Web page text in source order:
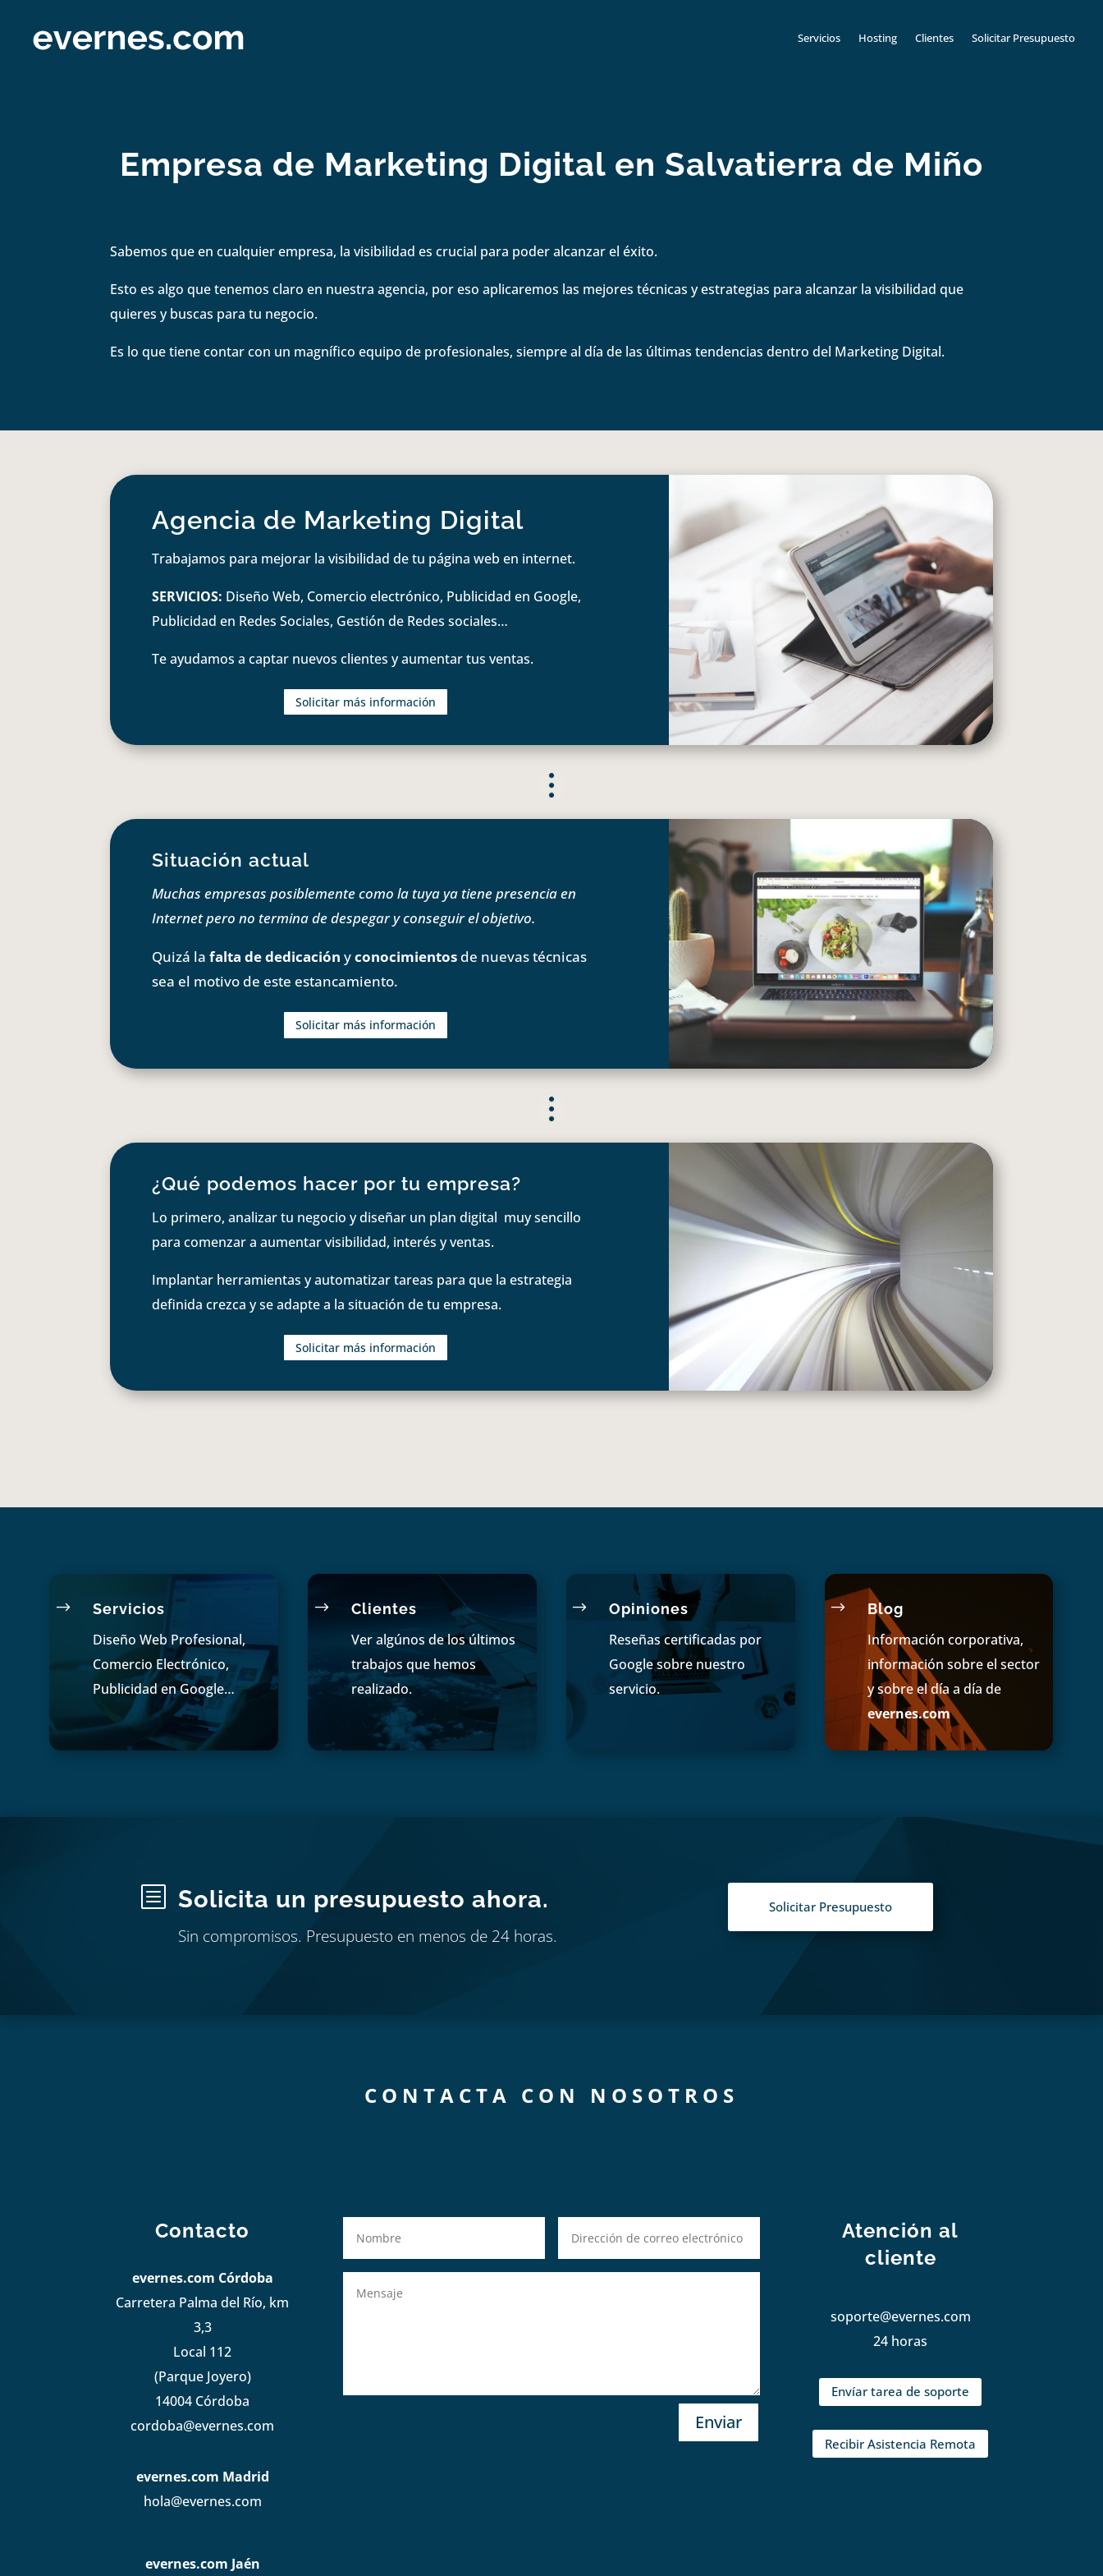
Servicios Hosting Clientes Solicitar Presupuesto
Empresa de Marketing Digital en Salvatierra de Miño
Sabemos que en cualquier empresa, la visibilidad es crucial para poder alcanzar el éxito.
Esto es algo que tenemos claro en nuestra agencia, por eso aplicaremos las mejores técnicas y estrategias para alcanzar la visibilidad que
quieres y buscas para tu negocio.
Es lo que tiene contar con un magnífico equipo de profesionales, siempre al día de las últimas tendencias dentro del Marketing Digital.
Agencia de Marketing Digital
Trabajamos para mejorar la visibilidad de tu página web en internet.
SERVICIOS: Diseño Web, Comercio electrónico, Publicidad en Google,
Publicidad en Redes Sociales, Gestión de Redes sociales…
Te ayudamos a captar nuevos clientes y aumentar tus ventas.
Solicitar más información
Situación actual
Muchas empresas posiblemente como la tuya ya tiene presencia en
Internet pero no termina de despegar y conseguir el objetivo.
Quizá lafalta de dedicación yconocimientos de nuevas técnicas
sea el motivo de este estancamiento.
Solicitar más información
¿Qué podemos hacer por tu empresa?
Lo primero, analizar tu negocio y diseñar un plan digital muy sencillo
para comenzar a aumentar visibilidad, interés y ventas.
Implantar herramientas y automatizar tareas para que la estrategia
definida crezca y se adapte a la situación de tu empresa.
Solicitar más información
$ Servicios
Diseño Web Profesional,
Comercio Electrónico,
Publicidad en Google…
$ Clientes
Ver algúnos de los últimos
trabajos que hemos
realizado.
$ Opiniones
Reseñas certificadas por
Google sobre nuestro
servicio.
$ Blog
Información corporativa,
información sobre el sector
y sobre el día a día de
evernes.com
b Solicita un presupuesto ahora.
Sin compromisos. Presupuesto en menos de 24 horas.
Solicitar Presupuesto
CONTACTA CON NOSOTROS
Contacto
evernes.com Córdoba
Carretera Palma del Río, km
3,3
Local 112
(Parque Joyero)
14004 Córdoba
cordoba@evernes.com
evernes.com Madrid
hola@evernes.com
evernes.com Jaén
Enviar
Atención al
cliente
soporte@evernes.com
24 horas
Envíar tarea de soporte
Recibir Asistencia Remota